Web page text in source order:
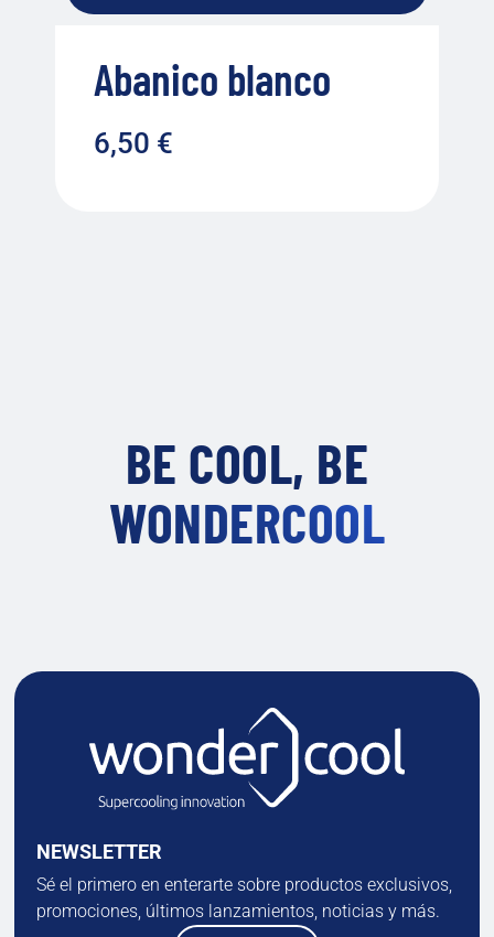
Abanico blanco
6,50 €
BE COOL, BE
WONDERCOOL
NEWSLETTER
Sé el primero en enterarte sobre productos exclusivos,
promociones, últimos lanzamientos, noticias y más.